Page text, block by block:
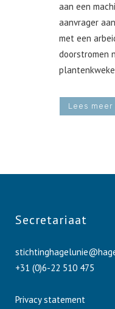
aan een
aanvrager
met een
doorstromen
Lees meer
Secretariaat
+31 (0)6-22 510 475
Privacy statement